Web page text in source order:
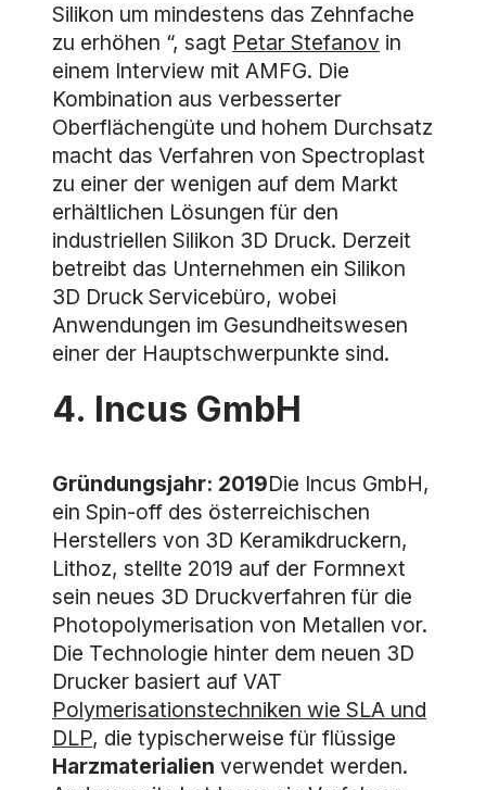
Silikon um mindestens das Zehnfache
zu erhöhen “, sagt Petar Stefanov in
einem Interview mit AMFG. Die
Kombination aus verbesserter
Oberflächengüte und hohem Durchsatz
macht das Verfahren von Spectroplast
zu einer der wenigen auf dem Markt
erhältlichen Lösungen für den
industriellen Silikon 3D Druck. Derzeit
betreibt das Unternehmen ein Silikon
3D Druck Servicebüro, wobei
Anwendungen im Gesundheitswesen
einer der Hauptschwerpunkte sind.
4. Incus GmbH
Gründungsjahr: 2019Die Incus GmbH,
ein Spin-off des österreichischen
Herstellers von 3D Keramikdruckern,
Lithoz, stellte 2019 auf der Formnext
sein neues 3D Druckverfahren für die
Photopolymerisation von Metallen vor.
Die Technologie hinter dem neuen 3D
Drucker basiert auf VAT
Polymerisationstechniken wie SLA und
DLP, die typischerweise für flüssige
Harzmaterialien verwendet werden.